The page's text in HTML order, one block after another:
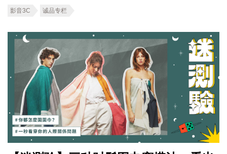
影音3C 诚品专栏